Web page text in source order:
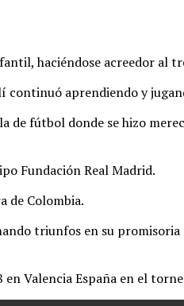
haciéndose acreedor al
continuó aprendiendo y
de fútbol donde se hizo
Fundación Real Madrid.
de Colombia.
triunfos en su
Valencia España en el